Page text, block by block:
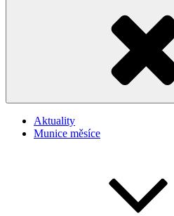
Aktuality
Munice měsíce